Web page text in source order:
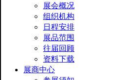
展会概况
组织机构
日程安排
展品范围
往届回顾
资料下载
展商中心